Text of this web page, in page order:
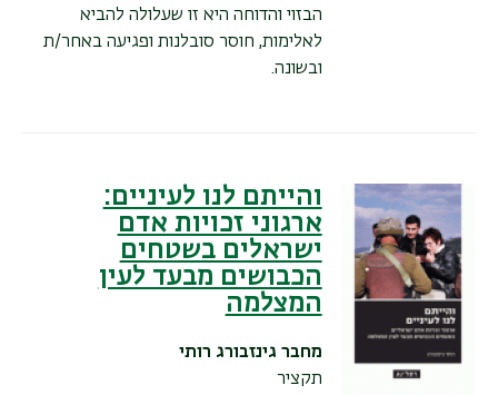
הבזוי והדוחה היא זו שעלולה להביא
לאלימות, חוסר סובלנות ופגיעה באחר/ת
ובשונה.
והייתם לנו לעיניים:
ארגוני זכויות אדם
ישראלים בשטחים
הכבושים מבעד לעין
המצלמה
מחבר גינזבורג רותי
תקציר